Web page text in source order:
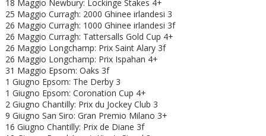
18 Maggio Newbury: Lockinge Stakes 4+
25 Maggio Curragh: 2000 Ghinee irlandesi 3
26 Maggio Curragh: 1000 Ghinee irlandesi 3f
26 Maggio Curragh: Tattersalls Gold Cup 4+
26 Maggio Longchamp: Prix Saint Alary 3f
26 Maggio Longchamp: Prix Ispahan 4+
31 Maggio Epsom: Oaks 3f
1 Giugno Epsom: The Derby 3
1 Giugno Epsom: Coronation Cup 4+
2 Giugno Chantilly: Prix du Jockey Club 3
9 Giugno San Siro: Gran Premio Milano 3+
16 Giugno Chantilly: Prix de Diane 3f